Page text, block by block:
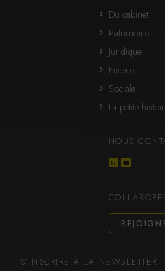
Du cabinet
Patrimoine
Juridique
Fiscale
Sociale
La petite
NOUS
S’INSCRIRE À LA NEWSLETTER